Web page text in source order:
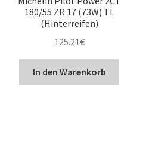
180/55 ZR 17 (73W) TL
(Hinterreifen)
125.21€
In den Warenkorb